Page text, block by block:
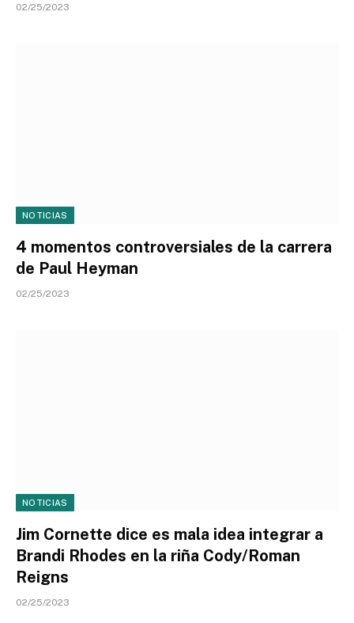
02/25/2023
NOTICIAS
4 momentos controversiales de la carrera
de Paul Heyman
02/25/2023
NOTICIAS
Jim Cornette dice es mala idea integrar a
Brandi Rhodes en la riña Cody/Roman
Reigns
02/25/2023